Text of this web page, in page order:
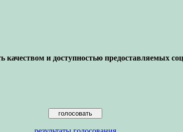
качеством и доступностью предоставляемых